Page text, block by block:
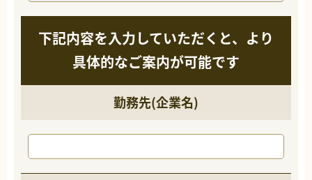
下記内容を入力していただくと、より
具体的なご案内が可能です
勤務先(企業名)